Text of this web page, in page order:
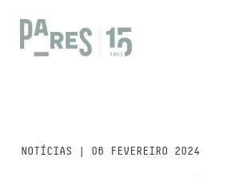
NOTÍCIAS | 06 FEVEREIRO 2024